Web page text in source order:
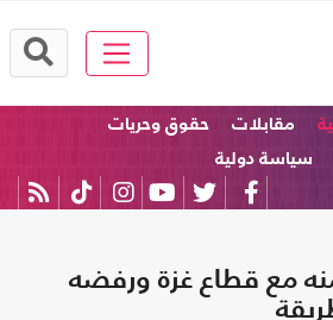
مقابلات
حقوق وحريات
سياسة دولية
مع قطاع غزة ورفضه